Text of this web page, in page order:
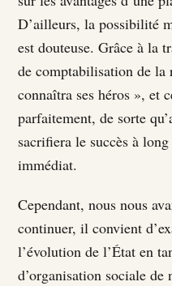
D’ailleurs, la possibilité
est douteuse. Grâce à la
de comptabilisation de la
connaîtra ses héros », et
parfaitement, de sorte
sacrifiera le succès à
immédiat.
Cependant, nous nous
continuer, il convient
l’évolution de l’État en
d’organisation sociale de